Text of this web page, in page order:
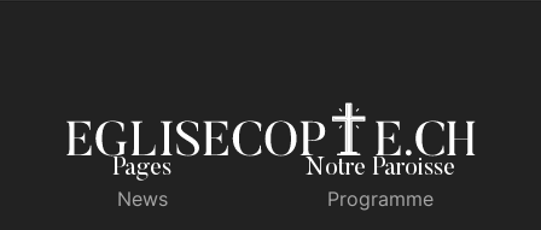
Pages
News
Notre Paroisse
Programme